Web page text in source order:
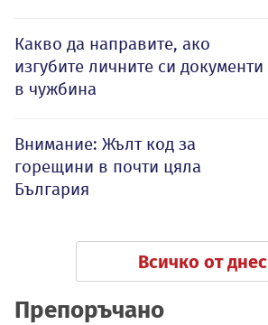
Какво да направите, ако
изгубите личните си документи
в чужбина
Внимание: Жълт код за
горещини в почти цяла
България
Всичко от днес
Препоръчано